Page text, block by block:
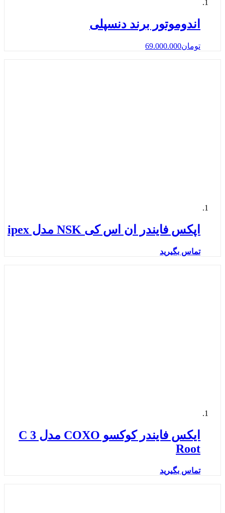
اندوموتور برند دنسپلی
تومان69.000.000
اپکس فایندر ان اس کی NSK مدل ipex
تماس بگیرید
ایکس فایندر کوکسو COXO مدل 3 C
Root
تماس بگیرید